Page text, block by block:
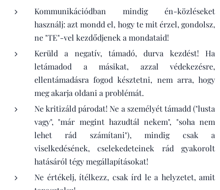
Kommunikációdban mindig én-közléseket
használj: azt mondd el, hogy te mit érzel, gondolsz,
ne "TE"-vel kezdődjenek a mondataid!
Kerüld a negatív, támadó, durva kezdést! Ha
letámadod a másikat, azzal védekezésre,
ellentámadásra fogod késztetni, nem arra, hogy
meg akarja oldani a problémát.
Ne kritizáld párodat! Ne a személyét támadd ("lusta
vagy", "már megint hazudtál nekem", "soha nem
lehet rád számítani"), mindig csak a
viselkedésének, cselekedeteinek rád gyakorolt
hatásáról tégy megállapításokat!
Ne értékelj, ítélkezz, csak írd le a helyzetet, amit